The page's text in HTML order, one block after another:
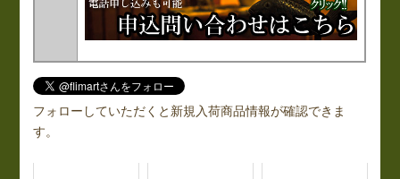
フォローしていただくと新規入荷商品情報が確認できま
す。